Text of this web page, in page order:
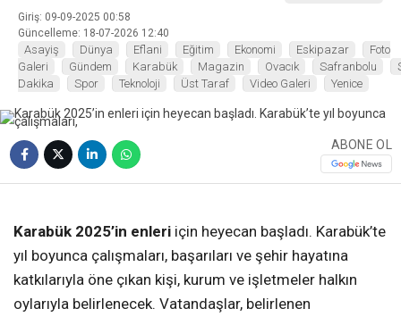
Giriş: 09-09-2025 00:58
Güncelleme: 18-07-2026 12:40
Asayiş Dünya Eflani Eğitim Ekonomi Eskipazar
Foto
Galeri
Gündem Karabük Magazin Ovacık Safranbolu
Dakika
Spor Teknoloji Üst Taraf Video Galeri Yenice
ABONE OL
Karabük 2025’in enleri için heyecan başladı. Karabük’te
yıl boyunca çalışmaları, başarıları ve şehir hayatına
katkılarıyla öne çıkan kişi, kurum ve işletmeler halkın
oylarıyla belirlenecek. Vatandaşlar, belirlenen